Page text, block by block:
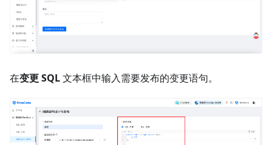
在变更 SQL文本框中输入需要发布的变更语句。